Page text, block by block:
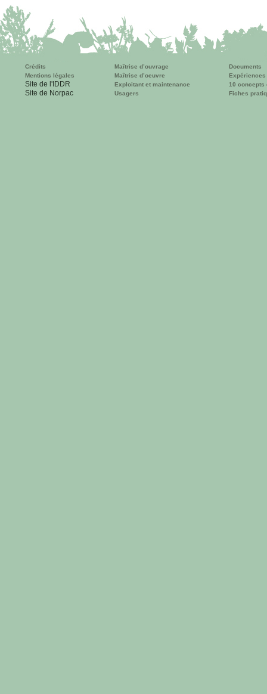
Crédits
Mentions légales
Site de l'IDDR
Site de Norpac
Maîtrise d’ouvrage
Maîtrise d’oeuvre
Exploitant et maintenance
Usagers
Documents
Expériences
10 concepts
Fiches